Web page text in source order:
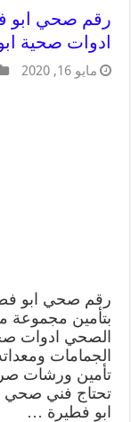
ادوات صحية
مايو 16, 2020
رقم صحي ابو
بتأمين مجموعة
الصحي ادوات
الجمامات
تأمين ورشات
تحتاج فني
ابو فطيرة …